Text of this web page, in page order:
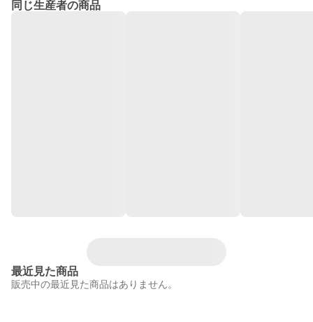
同じ生産者の商品
最近見た商品
販売中の最近見た商品はありません。